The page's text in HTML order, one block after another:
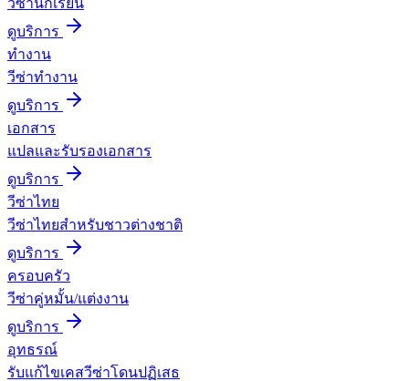
ดูบริการ
ทำงาน
วีซ่าทำงาน
ดูบริการ
เอกสาร
แปลและรับรองเอกสาร
ดูบริการ
วีซ่าไทย
วีซ่าไทยสำหรับชาวต่างชาติ
ดูบริการ
ครอบครัว
วีซ่าคู่หมั้น/แต่งงาน
ดูบริการ
อุทธรณ์
รับแก้ไขเคสวีซ่าโดนปฏิเสธ